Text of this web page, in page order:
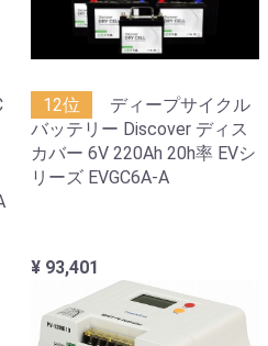
12位
ディープサイクル
バッテリー Discover ディス
カバー 6V 220Ah 20h率 EVシ
リーズ EVGC6A-A
¥ 93,401